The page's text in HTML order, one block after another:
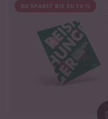
DU SPARST BIS ZU 10 %